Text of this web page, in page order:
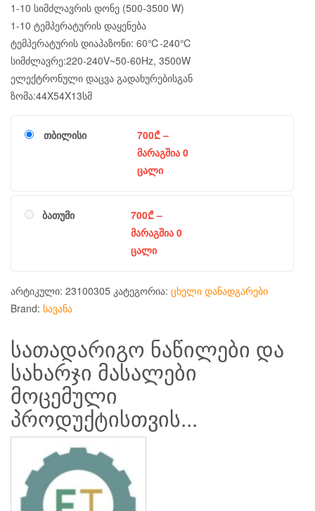
1-10 სიმძლავრის დონე (500-3500 W)
1-10 ტემპერატურის დაყენება
ტემპერატურის დიაპაზონი: 60℃-240℃
სიმძლავრე:220-240V~50-60Hz, 3500W
ელექტრონული დაცვა გადახურებისგან
ზომა:44X54X13სმ
თბილისი 700₾–
მარაგშია 0
ცალი
ბათუმი 700₾–
მარაგშია 0
ცალი
არტიკული: 23100305 კატეგორია: ცხელი დანადგარები
Brand: სავანა
სათადარიგო ნაწილები და
სახარჯი მასალები
მოცემული
პროდუქტისთვის...